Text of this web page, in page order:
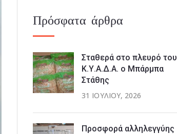
Πρόσφατα άρθρα
Σταθερά στο πλευρό του
Κ.Υ.Α.Δ.Α. ο Μπάρμπα
Στάθης
31 ΙΟΥΛΊΟΥ, 2026
Προσφορά αλληλεγγύης